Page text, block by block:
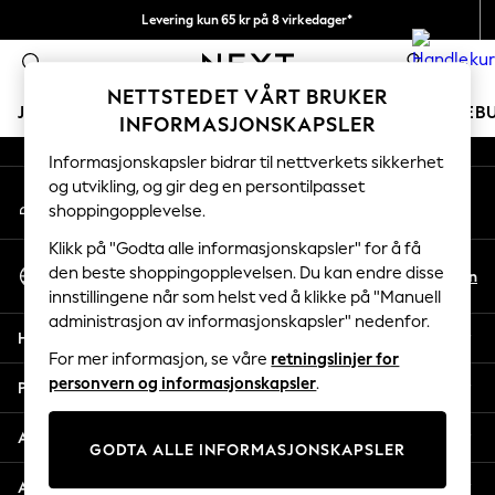
Levering kun 65 kr på 8 virkedager*
Vi betaler alle tollavgifter 0
JENTER GUTTER BABY KVINNER MENN
GIRLS
New In
50 - 92cm
98 - 110cm
116 - 134cm
140 - 174cm
Trending: Top & Short Sets
Trending: Clogs
Toy Story
THE SET
Coats & Jackets
Sweatshirts & Hoodies
An error occurred on client
Våre sosiale nettverk
Min konto
Logg inn på kontoen din
Velg Språk
Norsk
No En
Hjelp
Personvern & Juridisk
Avdelinger
Andre tjenester
NETTSTEDET VÅRT BRUKER
INFORMASJONSKAPSLER
Informasjonskapsler bidrar til nettverkets sikkerhet
og utvikling, og gir deg en persontilpasset
shoppingopplevelse.
Klikk på "Godta alle informasjonskapsler" for å få
den beste shoppingopplevelsen. Du kan endre disse
innstillingene når som helst ved å klikke på "Manuell
administrasjon av informasjonskapsler" nedenfor.
For mer informasjon, se våre retningslinjer for
personvern og informasjonskapsler.
GODTA ALLE INFORMASJONSKAPSLER